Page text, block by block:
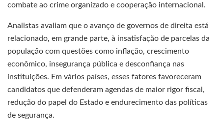
combate ao crime organizado e cooperação internacional.
Analistas avaliam que o avanço de governos de direita está
relacionado, em grande parte, à insatisfação de parcelas da
população com questões como inflação, crescimento
econômico, insegurança pública e desconfiança nas
instituições. Em vários países, esses fatores favoreceram
candidatos que defenderam agendas de maior rigor fiscal,
redução do papel do Estado e endurecimento das políticas
de segurança.